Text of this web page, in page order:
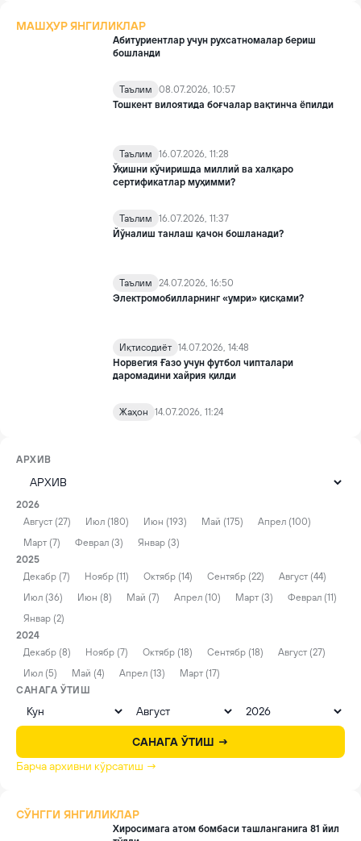
МАШҲУР ЯНГИЛИКЛАР
Абитуриентлар учун рухсатномалар бериш
бошланди
Таълим
08.07.2026, 10:57
Тошкент вилоятида боғчалар вақтинча ёпилди
Таълим
16.07.2026, 11:28
Ўқишни кўчиришда миллий ва халқаро
сертификатлар муҳимми?
Таълим
16.07.2026, 11:37
Йўналиш танлаш қачон бошланади?
Таълим
24.07.2026, 16:50
Электромобилларнинг «умри» қисқами?
Иқтисодиёт 14.07.2026, 14:48
Норвегия Ғазо учун футбол чипталари
даромадини хайрия қилди
Жаҳон 14.07.2026, 11:24
АРХИВ
2026
Август (27)
Июл (180) Июн (193) Май (175)
Апрел (100)
Март (7)
Феврал (3)
Январ (3)
2025
Декабр (7)
Ноябр (11) Октябр (14) Сентябр (22)
Август (44)
Июл (36)
Июн (8) Май (7) Апрел (10) Март (3)
Феврал (11)
Январ (2)
2024
Декабр (8)
Ноябр (7) Октябр (18) Сентябр (18)
Август (27)
Июл (5)
Май (4) Апрел (13)
Март (17)
САНАГА ЎТИШ
САНАГА ЎТИШ →
Барча архивни кўрсатиш →
СЎНГГИ ЯНГИЛИКЛАР
Хиросимага атом бомбаси ташланганига 81 йил